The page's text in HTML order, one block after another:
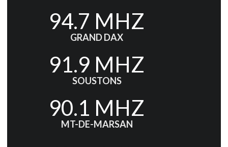
94.7 MHZ
GRAND DAX
91.9 MHZ
SOUSTONS
90.1 MHZ
MT-DE-MARSAN